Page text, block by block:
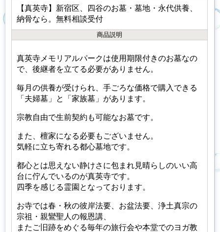
【真英寺】新宿区、四谷のお墓・墓地・永代供養、
納骨なら。無料相談受付
商品説明
真英寺メモリアルパークは使用期限付きのお墓なの
で、後継者を立てる必要がありません。
毎月の供養が受けられ、手ごろな価格で購入できる
「夫婦墓」と「家族墓」があります。
宗教自由で生前契約も可能なお墓です。
また、檀家になる必要もございません。
気軽に立ち寄れる都心墓地です。
都心とは思えない静けさに包まれ見晴らしのいい高
台に佇んでいるのが真英寺です。
四季を感じる霊園となっております。
お寺では春・秋の彼岸法要、お盆法要、浄土真宗の
宗祖・親鸞聖人の報恩講、
またご旧跡をめぐる毎年の旅行会や本堂でのヨガ教